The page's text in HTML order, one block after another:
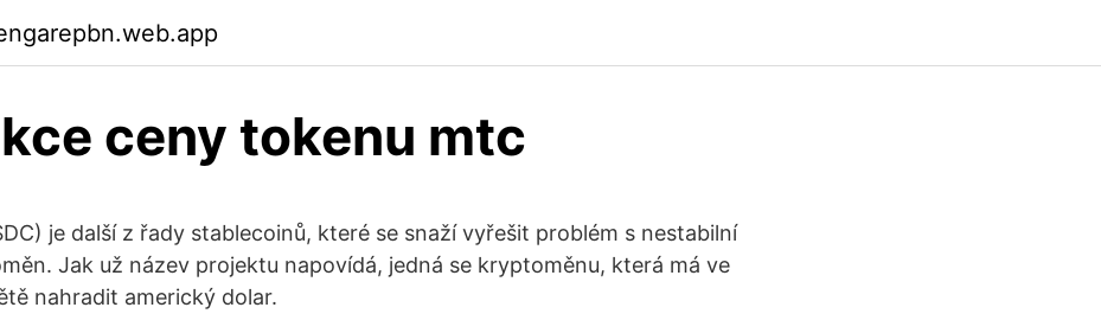
ceny tokenu mtc
je další z řady stablecoinů, které se snaží vyřešit problém s nestabilní
Jak už název projektu napovídá, jedná se kryptoměnu, která má ve
nahradit americký dolar.